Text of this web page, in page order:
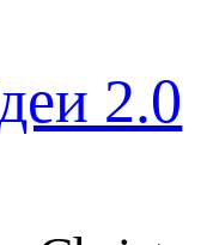
2.0